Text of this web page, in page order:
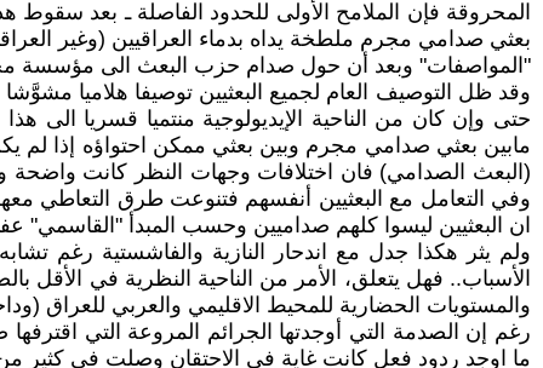
بعثي صدامي مجرم ملطخة يداه بدماء العراقيين (وغير
"المواصفات" وبعد أن حول صدام حزب البعث الى مؤسسة
وقد ظل التوصيف العام لجميع البعثيين توصيفا هلاميا
حتى وإن كان من الناحية الإيديولوجية منتميا قسريا الى
مابين بعثي صدامي مجرم وبين بعثي ممكن احتواؤه إذا لم
(البعث الصدامي) فان اختلافات وجهات النظر كانت
وفي التعامل مع البعثيين أنفسهم فتنوعت طرق التعاطي
ان البعثيين ليسوا كلهم صداميين وحسب المبدأ "القاسمي"
ولم يثر هكذا جدل مع اندحار النازية والفاشستية رغم
الأسباب.. فهل يتعلق، الأمر من الناحية النظرية في الأقل
والمستويات الحضارية للمحيط الاقليمي والعربي للعراق (وداخل
رغم إن الصدمة التي أوجدتها الجرائم المروعة التي
ما اوجد ردود فعل كانت غاية في الاحتقان وصلت في كثير